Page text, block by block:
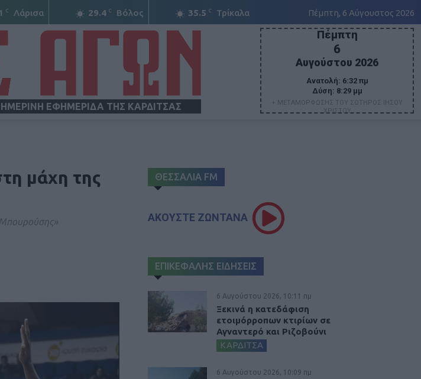
C Λάρισα 29.4 C Βόλος 35.5 C Τρίκαλα Πέμπτη, 6 Αύγουστος 2026
ΕΦΗΜΕΡΙΔΑ ΤΗΣ ΚΑΡΔΙΤΣΑΣ
ΑΓΩΝ
Πέμπτη
6
Αυγούστου 2026
Ανατολή: 6:32 πμ
Δύση: 8:29 μμ
+ ΜΕΤΑΜΟΡΦΩΣΗΣ ΤΟΥ ΣΩΤΗΡΟΣ ΙΗΣΟΥ
ΧΡΙΣΤΟΥ
μάχη της
Μπουρούσης»
ΘΕΣΣΑΛΙΑ FM
ΑΚΟΥΣΤΕ ΖΩΝΤΑΝΑ
ΕΠΙΚΕΦΑΛΗΣ ΕΙΔΗΣΕΙΣ
6 Αυγούστου 2026, 10:11 πμ
Ξεκινά η κατεδάφιση
ετοιμόρροπων κτιρίων σε
Αγναντερό και Ριζοβούνι
ΚΑΡΔΙΤΣΑ
6 Αυγούστου 2026, 10:09 πμ